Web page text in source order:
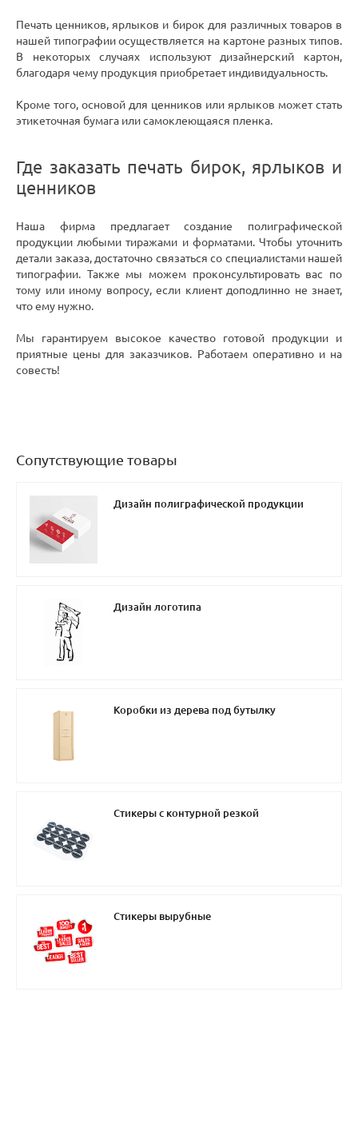
Печать ценников, ярлыков и бирок для различных товаров в
нашей типографии осуществляется на картоне разных типов.
В некоторых случаях используют дизайнерский картон,
благодаря чему продукция приобретает индивидуальность.
Кроме того, основой для ценников или ярлыков может стать
этикеточная бумага или самоклеющаяся пленка.
Где заказать печать бирок, ярлыков и
ценников
Наша фирма предлагает создание полиграфической
продукции любыми тиражами и форматами. Чтобы уточнить
детали заказа, достаточно связаться со специалистами нашей
типографии. Также мы можем проконсультировать вас по
тому или иному вопросу, если клиент доподлинно не знает,
что ему нужно.
Мы гарантируем высокое качество готовой продукции и
приятные цены для заказчиков. Работаем оперативно и на
совесть!
Сопутствующие товары
Дизайн полиграфической продукции
Дизайн логотипа
Коробки из дерева под бутылку
Стикеры с контурной резкой
Стикеры вырубные